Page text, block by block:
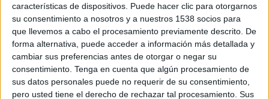
características de dispositivos. Puede hacer clic para otorgarnos
su consentimiento a nosotros y a nuestros 1538 socios para
que llevemos a cabo el procesamiento previamente descrito. De
forma alternativa, puede acceder a información más detallada y
cambiar sus preferencias antes de otorgar o negar su
consentimiento. Tenga en cuenta que algún procesamiento de
sus datos personales puede no requerir de su consentimiento,
pero usted tiene el derecho de rechazar tal procesamiento. Sus
La Unión Deportiva San Sebastián de los Reyes y
TecniTasa (Técnicos en Tasación S.A.) han
decidido renovar el acuerdo de colaboración por
el cual la empresa de tasación vuelve a ser el
patrocinador principal del club de San Sebastián
de los Reyes en esta temporada 2021 – 2022.